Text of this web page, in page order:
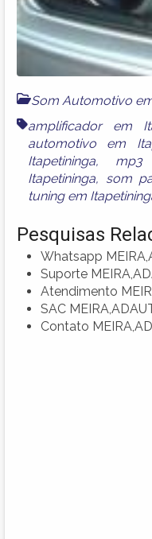
Som Automotivo
amplificador em
automotivo em
Itapetininga,
Itapetininga, som
tuning em
Pesquisas
Whatsapp
Suporte
Atendimento
SAC
Contato